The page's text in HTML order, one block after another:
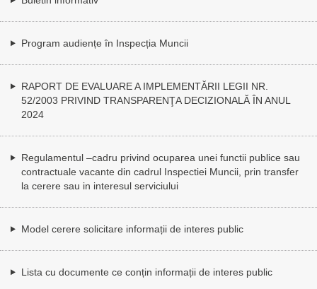
Program audiențe în Inspecția Muncii
RAPORT DE EVALUARE A IMPLEMENTĂRII LEGII NR.
52/2003 PRIVIND TRANSPARENŢA DECIZIONALĂ ÎN ANUL
2024
Regulamentul –cadru privind ocuparea unei functii publice sau
contractuale vacante din cadrul Inspectiei Muncii, prin transfer
la cerere sau in interesul serviciului
Model cerere solicitare informații de interes public
Lista cu documente ce conțin informații de interes public